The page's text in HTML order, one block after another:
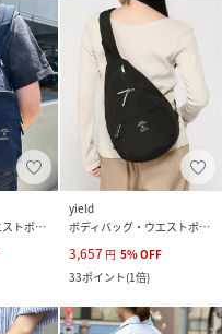
ボディバッグ・ウエストポーチ
yield
ボディバッグ・ウエストポーチ
3,657 円 5%OFF
33ポイント(1倍)